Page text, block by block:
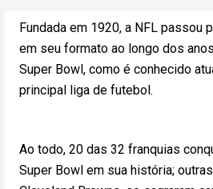
Fundada em 1920, a NFL passou
em seu formato ao longo dos
Super Bowl, como é conhecido
principal liga de futebol.
Ao todo, 20 das 32 franquias
Super Bowl em sua história;